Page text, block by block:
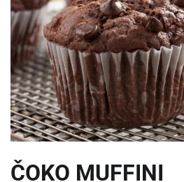
ČOKO MUFFINI